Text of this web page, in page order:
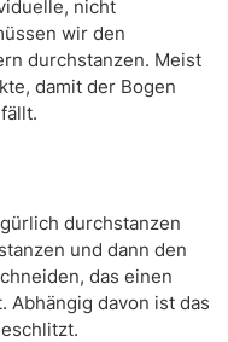
nicht
wir den
durchstanzen. Meist
damit der Bogen
durchstanzen
und dann den
das einen
davon ist das